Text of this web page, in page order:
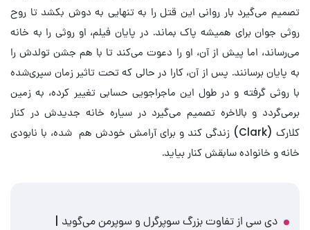
تصمیم می‌گیرد بار روانی این قتل را به تنهایی به دوش بکشد تا روح
روثی جوان برای همیشه پاک بماند. در پایان فیلم، او روثی را به خانه
می‌رساند، اما پیش از آن، او را دعوت می‌کند تا با هم جشن تولدش را
به پایان برسانند. پس از آن، کارا در حالی که تحت تاثیر زمان سپری‌شده
با روثی گرفته و در طول این ماجراجویی حسابی تغییر کرده، به زمین
برمی‌گردد و بالاخره تصمیم می‌گیرد در سیاره خانه جدیدش در کنار
کلارک (Clark) زندگی کند و برای آرامش خودش هم شده، با نابودی
خانه و خانواده سابقش کنار بیاید.
دی سی از تفاوت بزرگ سوپرگرل و سوپرمن می‌گوید |